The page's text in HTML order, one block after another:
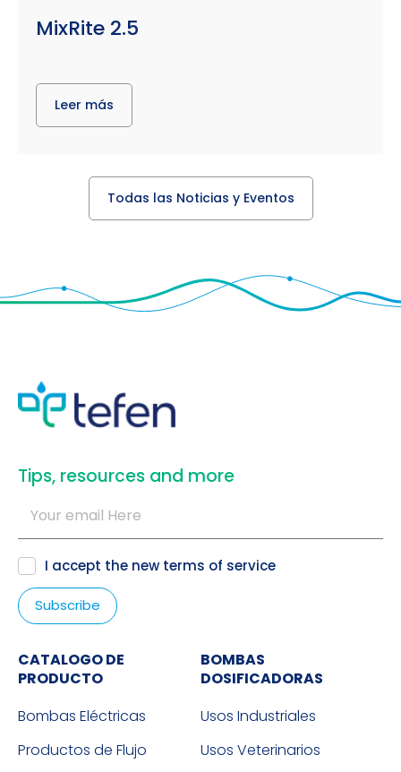
MixRite 2.5
Leer más
Todas las Noticias y Eventos
​Tips, resources and more
I accept the new terms of service
CATALOGO DE
PRODUCTO
Bombas Eléctricas
Productos de Flujo
BOMBAS
DOSIFICADORAS
Usos Industriales
Usos Veterinarios